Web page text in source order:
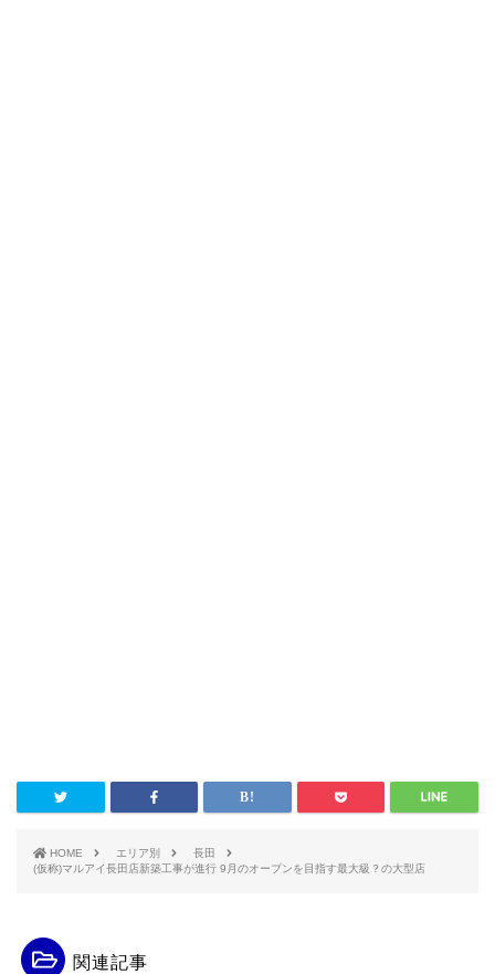
HOME エリア別
長田
(仮称)マルアイ長田店新築工事が進行 9月のオープンを目指す最大級？の大型店
関連記事